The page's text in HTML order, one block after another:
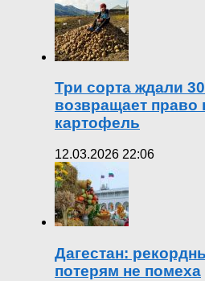
Три сорта ждали
возвращает право
картофель
12.03.2026 22:06
Дагестан:
потерям не помеха